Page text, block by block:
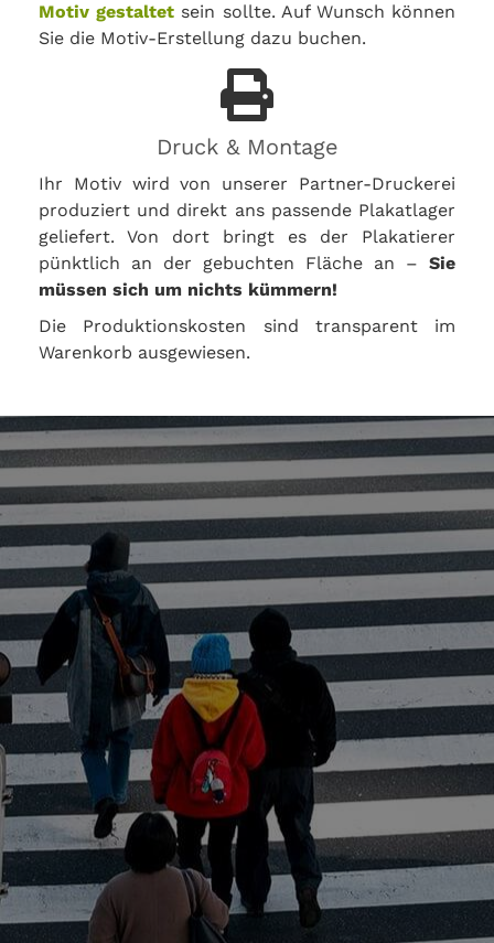
Motiv gestaltet sein sollte. Auf Wunsch können
Sie die Motiv-Erstellung dazu buchen.
Druck & Montage
Ihr Motiv wird von unserer Partner-Druckerei
produziert und direkt ans passende Plakatlager
geliefert. Von dort bringt es der Plakatierer
pünktlich an der gebuchten Fläche an – Sie
müssen sich um nichts kümmern!
Die Produktionskosten sind transparent im
Warenkorb ausgewiesen.